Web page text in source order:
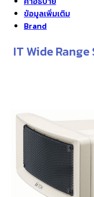
ข้อมูลเพิ่มเติม
Brand
IT Wide Range